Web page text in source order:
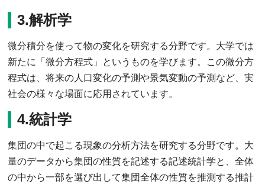
3.解析学
微分積分を使って物の変化を研究する分野です。大学では
新たに「微分方程式」というものを学びます。この微分方
程式は、将来の人口変化の予測や景気変動の予測など、実
社会の様々な場面に応用されています。
4.統計学
集団の中で起こる現象の分析方法を研究する分野です。大
量のデータから集団の性質を記述する記述統計学と、全体
の中から一部を選び出して集団全体の性質を推測する推計